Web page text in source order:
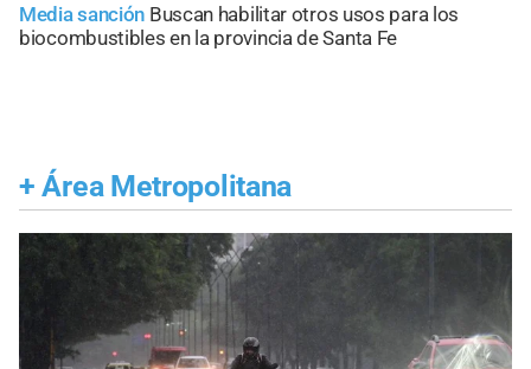
Media sanción Buscan habilitar otros usos para los
biocombustibles en la provincia de Santa Fe
+ Área Metropolitana